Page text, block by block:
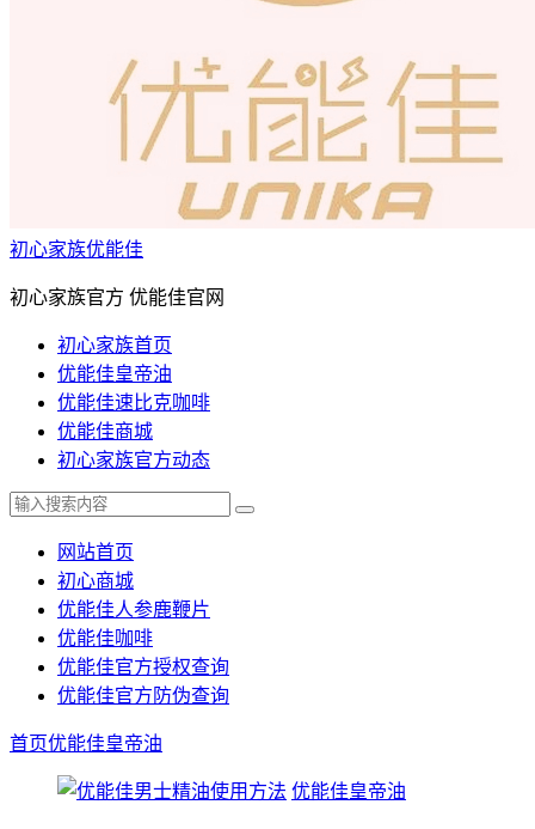
初心家族优能佳
初心家族官方 优能佳官网
初心家族首页
优能佳皇帝油
优能佳速比克咖啡
优能佳商城
初心家族官方动态
网站首页
初心商城
优能佳人参鹿鞭片
优能佳咖啡
优能佳官方授权查询
优能佳官方防伪查询
首页优能佳皇帝油
优能佳皇帝油